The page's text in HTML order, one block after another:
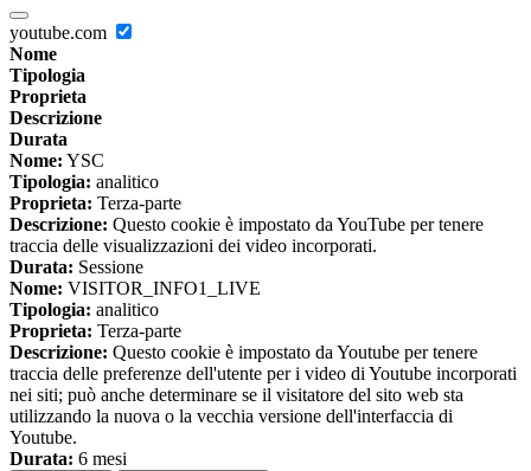
youtube.com
Nome
Tipologia
Proprieta
Descrizione
Durata
Nome: YSC
Tipologia: analitico
Proprieta: Terza-parte
Descrizione: Questo cookie è impostato da YouTube per tenere
traccia delle visualizzazioni dei video incorporati.
Durata: Sessione
Nome: VISITOR_INFO1_LIVE
Tipologia: analitico
Proprieta: Terza-parte
Descrizione: Questo cookie è impostato da Youtube per tenere
traccia delle preferenze dell'utente per i video di Youtube incorporati
nei siti; può anche determinare se il visitatore del sito web sta
utilizzando la nuova o la vecchia versione dell'interfaccia di
Youtube.
Durata: 6 mesi